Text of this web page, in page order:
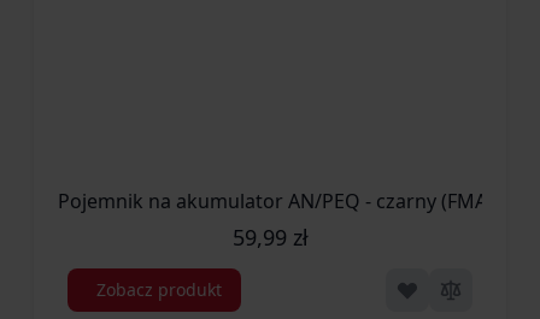
Pojemnik na akumulator AN/PEQ - czarny (FMA-06-
59,99 zł
Zobacz produkt